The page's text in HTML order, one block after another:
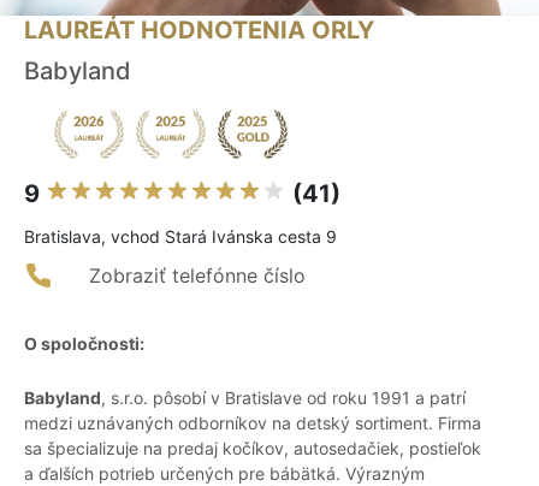
LAUREÁT HODNOTENIA ORLY
Babyland
9 (41)
Bratislava, vchod Stará Ivánska cesta 9
Zobraziť telefónne číslo
O spoločnosti:
Babyland, s.r.o. pôsobí v Bratislave od roku 1991 a patrí
medzi uznávaných odborníkov na detský sortiment. Firma
sa špecializuje na predaj kočíkov, autosedačiek, postieľok
a ďalších potrieb určených pre bábätká. Výrazným